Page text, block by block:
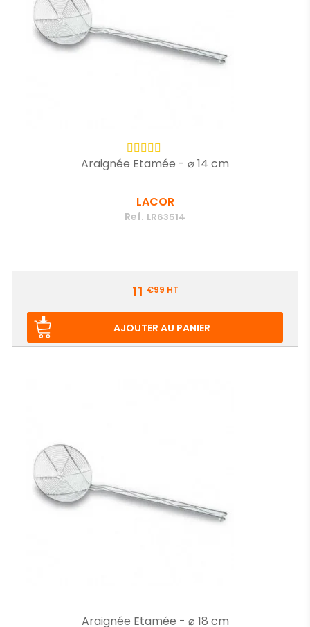
Araignée Etamée - ⌀ 14 cm
LACOR
Ref. LR63514
11 €99 HT
AJOUTER AU PANIER
Araignée Etamée - ⌀ 18 cm